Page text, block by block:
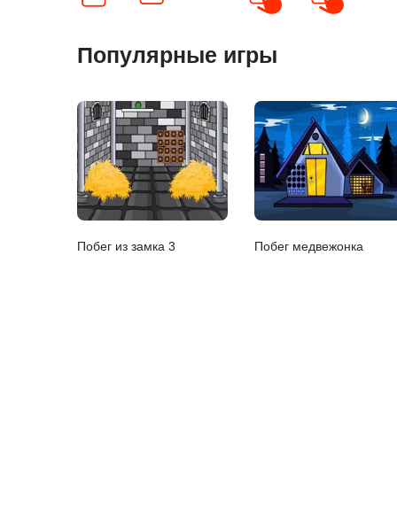
Популярные игры
Побег из замка 3 Побег медвежонка